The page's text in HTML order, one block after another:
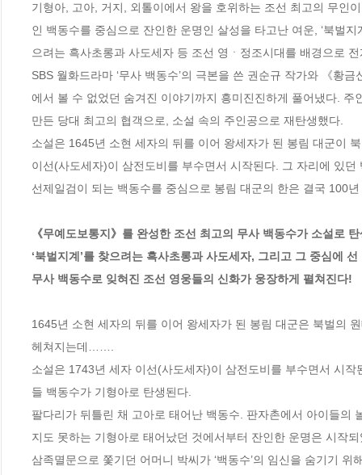
기형아, 고아, 거지, 외톨이에서 왕을 호위하는 조선 최고의 무인
인 백동수를 중심으로 잔인한 운명인 살성을 타고난 여운, ‘북벌
으려는 흑사초롱과 사도세자 등 조선 영ㆍ정조시대를 배경으로
SBS 월화드라마 ‘무사 백동수’의 극본을 쓴 권순규 작가와 《황
에서 볼 수 없었던 숨겨진 이야기까지 흥미진진하게 풀어냈다.
만든 당대 최고의 협객으로, 소설 속의 주인공으로 재탄생했다.
소설은 1645년 소현 세자의 뒤를 이어 왕세자가 된 봉림 대군이
이선(사도세자)이 삼전도비를 부수면서 시작된다. 그 자리에 있
선제일검이 되는 백동수를 중심으로 봉림 대군의 한은 결국 100
《무예도보통지》를 완성한 조선 최고의 무사 백동수가 소설로
‘북벌지계’를 찾으려는 흑사초롱과 사도세자, 그리고 그 중심에
무사 백동수로 잊혀진 조선 영웅들의 신화가 웅장하게 펼쳐진다!
1645년 소현 세자의 뒤를 이어 왕세자가 된 봉림 대군은 북벌의
헤쳐지는데…….
소설은 1743년 세자 이선(사도세자)이 삼전도비를 부수면서 시
들 백동수가 기형아로 탄생된다.
팔다리가 뒤틀린 채 고아로 태어난 백동수. 판자촌에서 아이들의
지도 못하는 기형아로 태어났던 것에서부터 잔인한 운명은 시작
삼족멸문으로 쫓기던 어머니 박씨가 ‘백동수’의 임신을 숨기기